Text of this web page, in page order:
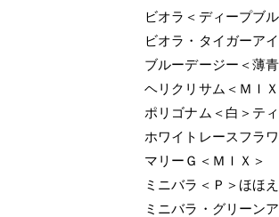
ビオラ＜ディープブ
ビオラ・タイガーアイ
ブルーデージー＜薄
ヘリクリサム＜ＭＩＸ
ポリゴナム＜白＞テ
ホワイトレースフラ
マリーＧ＜ＭＩＸ＞
ミニバラ＜Ｐ＞ほほ
ミニバラ・グリーン